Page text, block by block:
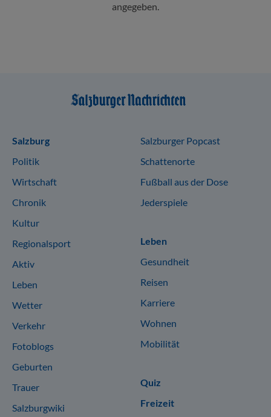
angegeben.
Sitemap
Salzburg
Politik
Wirtschaft
Chronik
Kultur
Regionalsport
Aktiv
Leben
Wetter
Verkehr
Fotoblogs
Geburten
Trauer
Salzburgwiki
Salzburger Popcast
Schattenorte
Fußball aus der Dose
Jederspiele
Leben
Gesundheit
Reisen
Karriere
Wohnen
Mobilität
Quiz
Freizeit